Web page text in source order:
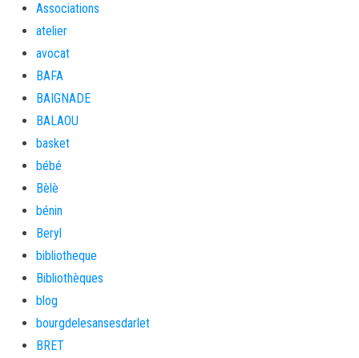
Associations
atelier
avocat
BAFA
BAIGNADE
BALAOU
basket
bébé
Bèlè
bénin
Beryl
bibliotheque
Bibliothèques
blog
bourgdelesansesdarlet
BRET